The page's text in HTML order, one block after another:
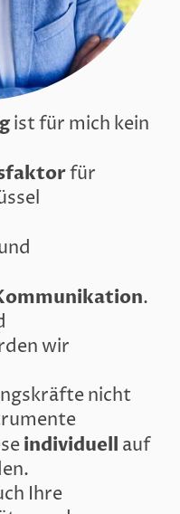
ist für mich kein
für
.
wir
nicht
individuell auf
Ihre